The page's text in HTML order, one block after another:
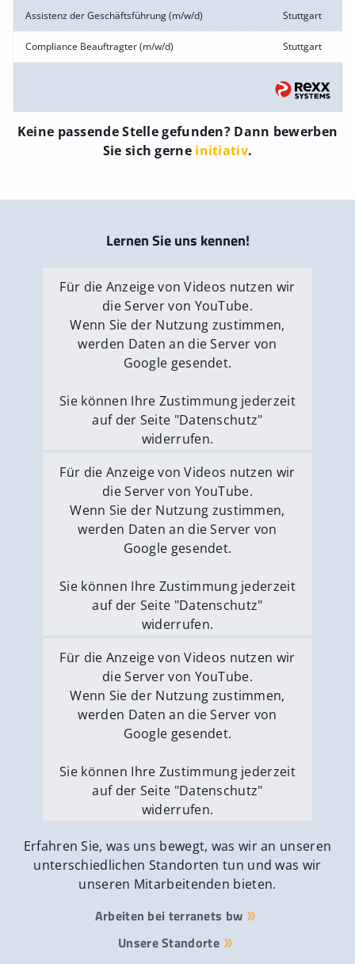
Assistenz der Geschäftsführung (m/w/d) Stuttgart
Compliance Beauftragter (m/w/d) Stuttgart
Keine passende Stelle gefunden? Dann bewerben
Sie sich gerne initiativ.
Lernen Sie uns kennen!
Für die Anzeige von Videos nutzen wir
die Server von YouTube.
Wenn Sie der Nutzung zustimmen,
werden Daten an die Server von
Google gesendet.
Sie können Ihre Zustimmung jederzeit
auf der Seite "Datenschutz"
widerrufen.
Externe Medien erlauben
Für die Anzeige von Videos nutzen wir
die Server von YouTube.
Wenn Sie der Nutzung zustimmen,
werden Daten an die Server von
Google gesendet.
Sie können Ihre Zustimmung jederzeit
auf der Seite "Datenschutz"
widerrufen.
Externe Medien erlauben
Für die Anzeige von Videos nutzen wir
die Server von YouTube.
Wenn Sie der Nutzung zustimmen,
werden Daten an die Server von
Google gesendet.
Sie können Ihre Zustimmung jederzeit
auf der Seite "Datenschutz"
widerrufen.
Externe Medien erlauben
Erfahren Sie, was uns bewegt, was wir an unseren
unterschiedlichen Standorten tun und was wir
unseren Mitarbeitenden bieten.
Arbeiten bei terranets bw
Unsere Standorte